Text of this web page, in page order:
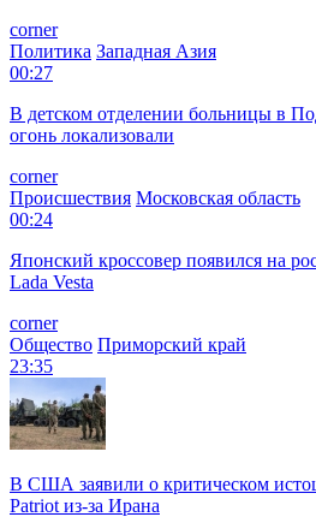
corner
Политика Западная Азия
00:27
В детском отделении больницы в
огонь локализовали
corner
Происшествия Московская область
00:24
Японский кроссовер появился на
Lada Vesta
corner
Общество Приморский край
23:35
В США заявили о критическом
Patriot из-за Ирана